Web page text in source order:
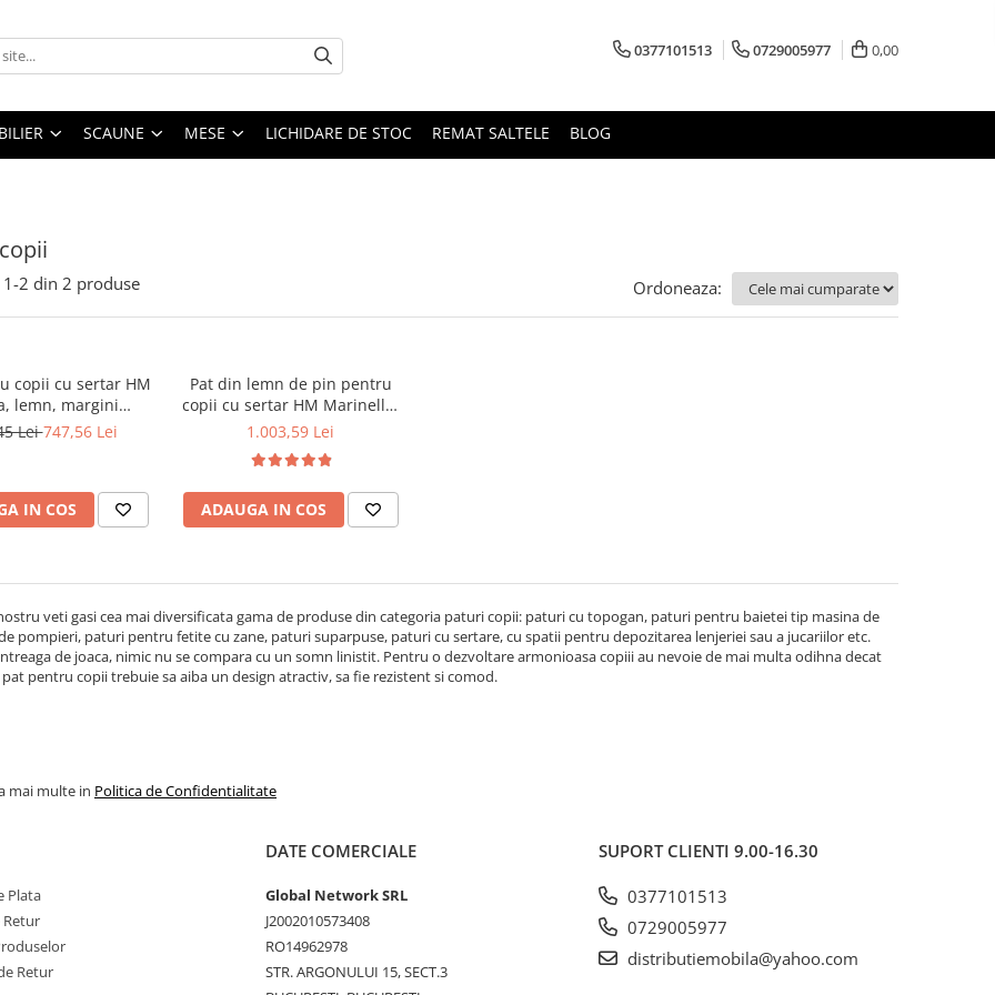
0377101513 0729005977 0,00
SCAUNE MESE LICHIDARE DE STOC REMAT SALTELE BLOG
1-2 din 2 produse Ordoneaza:
copii cu sertar HM
lemn, margini
cm, natur
Lei747,56 Lei
IN COS
Pat din lemn de pin pentru
copii cu sertar HM Marinella,
margini anticadere, 160x80
1.003,59 Lei
ADAUGA IN COS
veti gasi cea mai diversificata gama de produse din categoria paturi copii: paturi cu topogan, paturi pentru baietei tip masina de
pompieri, paturi pentru fetite cu zane, paturi suparpuse, paturi cu sertare, cu spatii pentru depozitarea lenjeriei sau a jucariilor etc.
de joaca, nimic nu se compara cu un somn linistit. Pentru o dezvoltare armonioasa copiii au nevoie de mai multa odihna decat
pentru copii trebuie sa aiba un design atractiv, sa fie rezistent si comod.
mai multe in Politica de Confidentialitate
Plata
Retur
Retur
DATE COMERCIALE
Global Network SRL
J2002010573408
RO14962978
STR. ARGONULUI 15, SECT.3
SUPORT CLIENTI 9.00-16.30
0377101513
0729005977
distributiemobila@yahoo.com